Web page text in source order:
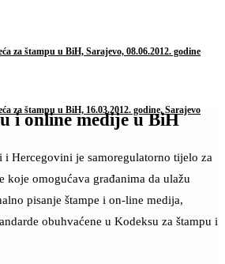
za štampu u BiH, Sarajevo, 08.06.2012. godine
za štampu u BiH, 16.03.2012. godine, Sarajevo
i online medije u BiH
i Hercegovini je samoregulatorno tijelo za
koje omogućava građanima da ulažu
pisanje štampe i on-line medija,
obuhvaćene u Kodeksu za štampu i